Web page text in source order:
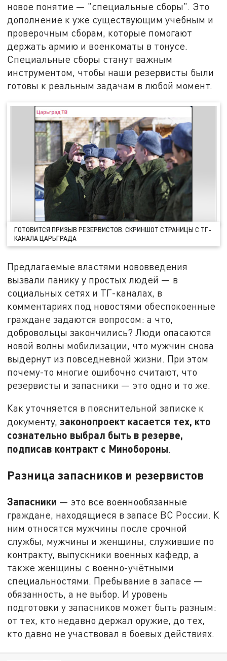
новое понятие — "специальные сборы". Это
дополнение к уже существующим учебным и
проверочным сборам, которые помогают
держать армию и военкоматы в тонусе.
Специальные сборы станут важным
инструментом, чтобы наши резервисты были
готовы к реальным задачам в любой момент.
ГОТОВИТСЯ ПРИЗЫВ РЕЗЕРВИСТОВ. СКРИНШОТ СТРАНИЦЫ С ТГ-
КАНАЛА ЦАРЬГРАДА
Предлагаемые властями нововведения
вызвали панику у простых людей — в
социальных сетях и ТГ-каналах, в
комментариях под новостями обеспокоенные
граждане задаются вопросом: а что,
добровольцы закончились? Люди опасаются
новой волны мобилизации, что мужчин снова
выдернут из повседневной жизни. При этом
почему-то многие ошибочно считают, что
резервисты и запасники — это одно и то же.
Как уточняется в пояснительной записке к
документу,законопроект касается тех, кто
сознательно выбрал быть в резерве,
подписав контракт с Минобороны.
Разница запасников и резервистов
Запасники — это все военнообязанные
граждане, находящиеся в запасе ВС России. К
ним относятся мужчины после срочной
службы, мужчины и женщины, служившие по
контракту, выпускники военных кафедр, а
также женщины с военно-учётными
специальностями. Пребывание в запасе —
обязанность, а не выбор. И уровень
подготовки у запасников может быть разным:
от тех, кто недавно держал оружие, до тех,
кто давно не участвовал в боевых действиях.